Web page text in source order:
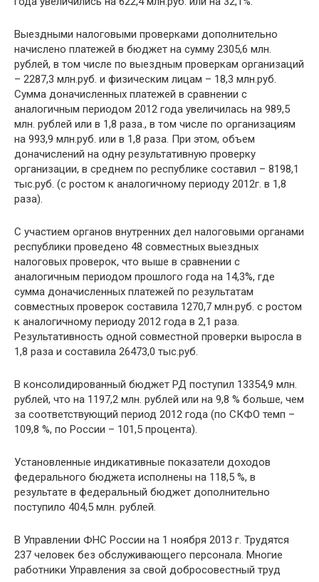
Выездными налоговыми проверками дополнительно
начислено платежей в бюджет на сумму 2305,6 млн.
рублей, в том числе по выездным проверкам организаций
– 2287,3 млн.руб. и физическим лицам – 18,3 млн.руб.
Сумма доначисленных платежей в сравнении с
аналогичным периодом 2012 года увеличилась на 989,5
млн. рублей или в 1,8 раза., в том числе по организациям
на 993,9 млн.руб. или в 1,8 раза. При этом, объем
доначислений на одну результативную проверку
организации, в среднем по республике составил – 8198,1
тыс.руб. (с ростом к аналогичному периоду 2012г. в 1,8
раза).
С участием органов внутренних дел налоговыми органами
республики проведено 48 совместных выездных
налоговых проверок, что выше в сравнении с
аналогичным периодом прошлого года на 14,3%, где
сумма доначисленных платежей по результатам
совместных проверок составила 1270,7 млн.руб. с ростом
к аналогичному периоду 2012 года в 2,1 раза.
Результативность одной совместной проверки выросла в
1,8 раза и составила 26473,0 тыс.руб.
В консолидированный бюджет РД поступил 13354,9 млн.
рублей, что на 1197,2 млн. рублей или на 9,8 % больше, чем
за соответствующий период 2012 года (по СКФО темп –
109,8 %, по России – 101,5 процента).
Установленные индикативные показатели доходов
федерального бюджета исполнены на 118,5 %, в
результате в федеральный бюджет дополнительно
поступило 404,5 млн. рублей.
В Управлении ФНС России на 1 ноября 2013 г. Трудятся
237 человек без обслуживающего персонала. Многие
работники Управления за свой добросовестный труд